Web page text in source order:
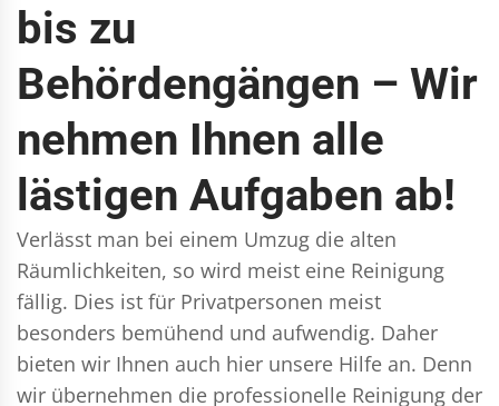
bis zu
Behördengängen – Wir
nehmen Ihnen alle
lästigen Aufgaben ab!
Verlässt man bei einem Umzug die alten
Räumlichkeiten, so wird meist eine Reinigung
fällig. Dies ist für Privatpersonen meist
besonders bemühend und aufwendig. Daher
bieten wir Ihnen auch hier unsere Hilfe an. Denn
wir übernehmen die professionelle Reinigung der